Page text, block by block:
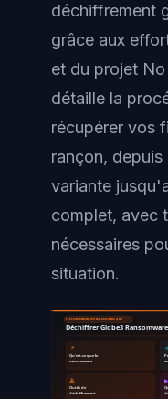
déchiffrement
grâce aux
et du projet
détaille la
récupérer vos
rançon,
variante
complet, avec
nécessaires
situation.
DÉCHIFFREMENT RANSOMWARE
Déchiffrer Globe3
📌
Qu'est-ce que le
ransomware…
🔹
🔺
Outils de
déchiffrement…
▶